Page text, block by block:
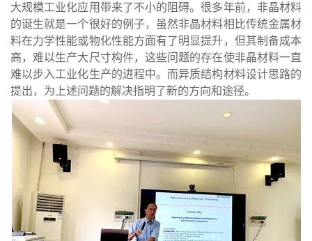
大规模工业化应用带来了不小的阻碍。很多年前，非晶材料
的诞生就是一个很好的例子，虽然非晶材料相比传统金属材
料在力学性能或物化性能方面有了明显提升，但其制备成本
高，难以生产大尺寸构件，这些问题的存在使非晶材料一直
难以步入工业化生产的进程中。而异质结构材料设计思路的
提出，为上述问题的解决指明了新的方向和途径。